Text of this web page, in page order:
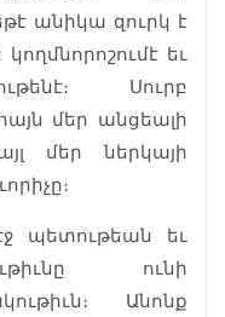
անիկա զուրկ է
եւ
Սուրբ
մեր անցեալի
մեր ներկայի
պետութեան եւ
ունի
Անոնք